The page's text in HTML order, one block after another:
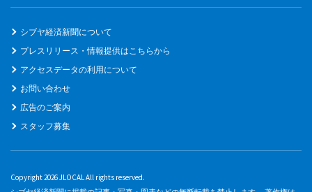
シブヤ経済新聞について
プレスリリース・情報提供はこちらから
アクセスデータの利用について
お問い合わせ
広告のご案内
スタッフ募集
Copyright 2026 JLOCAL All rights reserved.